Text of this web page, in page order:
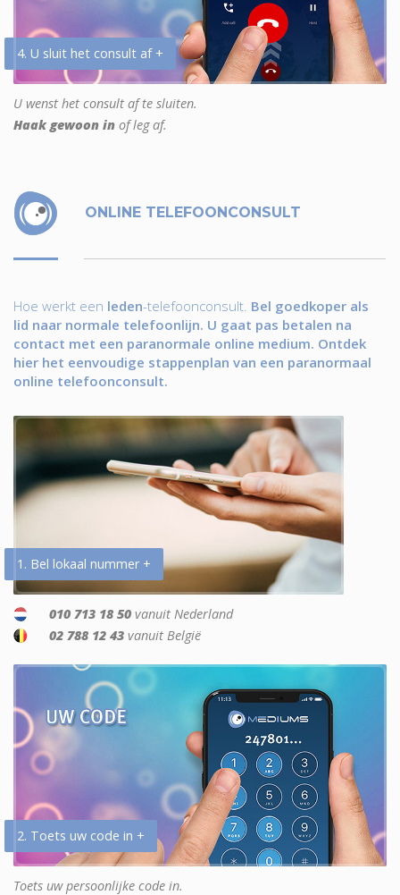
4. U sluit het consult af +
U wenst het consult af te sluiten.
Haak gewoon in of leg af.
ONLINE TELEFOONCONSULT
Hoe werkt een leden-telefoonconsult. Bel goedkoper als
lid naar normale telefoonlijn. U gaat pas betalen na
contact met een paranormale online medium. Ontdek
hier het eenvoudige stappenplan van een paranormaal
online telefoonconsult.
1. Bel lokaal nummer +
010 713 18 50 vanuit Nederland
02 788 12 43 vanuit België
2. Toets uw code in +
Toets uw persoonlijke code in.